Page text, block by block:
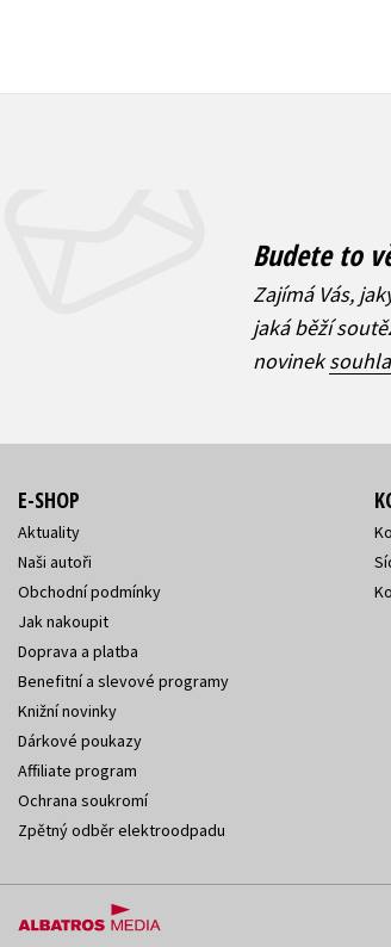
Budete to
Zajímá Vás,
jaká běží
novinek
E-SHOP
Aktuality
Naši autoři
Obchodní podmínky
Jak nakoupit
Doprava a platba
Benefitní a slevové programy
Knižní novinky
Dárkové poukazy
Affiliate program
Ochrana soukromí
Zpětný odběr elektroodpadu